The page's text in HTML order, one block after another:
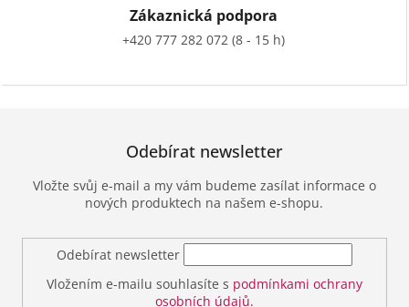
Zákaznická podpora
+420 777 282 072 (8 - 15 h)
Odebírat newsletter
Vložte svůj e-mail a my vám budeme zasílat informace o
nových produktech na našem e-shopu.
Odebírat newsletter
Vložením e-mailu souhlasíte s podmínkami ochrany
osobních údajů.